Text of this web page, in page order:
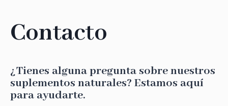
Contacto
¿Tienes alguna pregunta sobre nuestros
suplementos naturales? Estamos aquí
para ayudarte.